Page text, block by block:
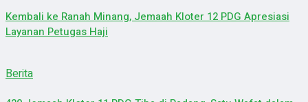
Kembali ke Ranah Minang, Jemaah Kloter 12 PDG Apresiasi
Layanan Petugas Haji
Berita